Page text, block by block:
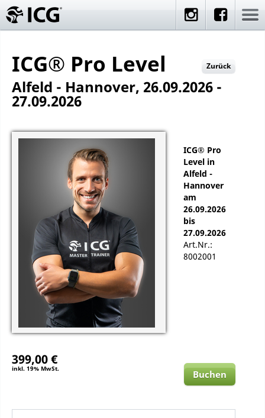
ICG® Pro Level Zurück
Alfeld - Hannover, 26.09.2026 -
27.09.2026
ICG® Pro
Level in
Alfeld -
Hannover
am
26.09.2026
bis
27.09.2026
Art.Nr.:
8002001
399,00 €
inkl. 19% MwSt. Buchen